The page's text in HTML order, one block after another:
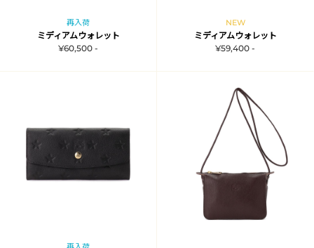
再入荷
ミディアムウォレット
¥60,500 -
NEW
ミディアムウォレット
¥59,400 -